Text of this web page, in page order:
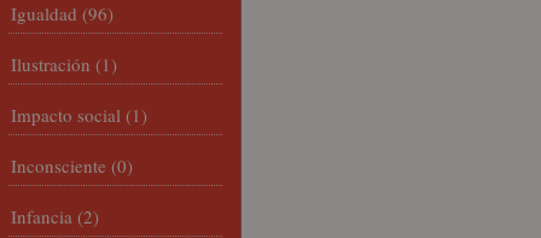
Igualdad (96)
Ilustración (1)
Impacto social (1)
Inconsciente (0)
Infancia (2)